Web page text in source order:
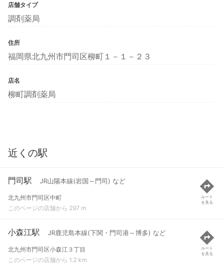
店舗タイプ
調剤薬局
住所
福岡県北九州市門司区柳町１－１－２３
店名
柳町調剤薬局
近くの駅
門司駅 JR山陽本線(岩国～門司) など
北九州市門司区中町
このページの店舗から 297 m
ルート
を見る
小森江駅 JR鹿児島本線(下関・門司港～博多) など
北九州市門司区小森江３丁目
このページの店舗から 1.2 km
ルート
を見る